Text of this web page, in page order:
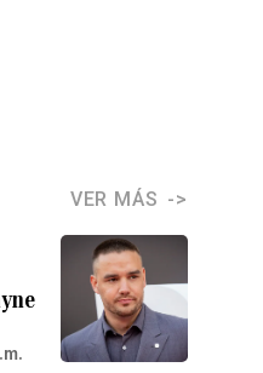
VER MÁS